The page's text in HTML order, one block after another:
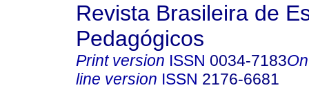
Revista Brasileira de
Pedagógicos
Print version ISSN 0034-7183
line version ISSN 2176-6681